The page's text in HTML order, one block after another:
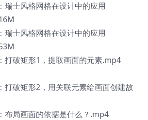
士风格网格在设计中的应用
士风格网格在设计中的应用
破矩形1，提取画面的元素.mp4
破矩形2，用关联元素给画面创建故
局画面的依据是什么？.mp4